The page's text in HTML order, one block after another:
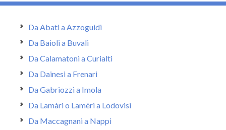
Da Abati a Azzoguidi
Da Baioli a Buvali
Da Calamatoni a Curialti
Da Dainesi a Frenari
Da Gabriozzi a Imola
Da Lamàri o Lamèri a Lodovisi
Da Maccagnani a Nappi